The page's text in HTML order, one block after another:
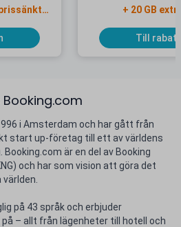
i Amsterdam och har gått från
start up-företag till ett av världens
är en del av Booking
och har som vision att göra det
på 43 språk och erbjuder
– allt från lägenheter till hotell och
+ 20 GB
Till